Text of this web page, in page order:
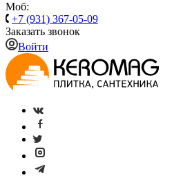
Моб:
+7 (931) 367-05-09
Заказать звонок
Войти